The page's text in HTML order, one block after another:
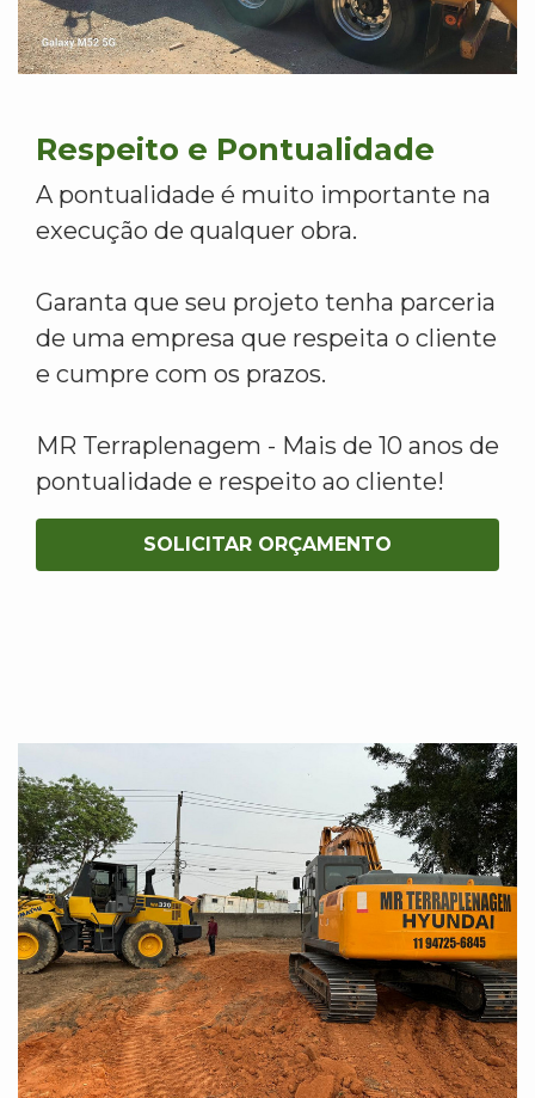
Respeito e Pontualidade
A pontualidade é muito importante na
execução de qualquer obra.
Garanta que seu projeto tenha parceria
de uma empresa que respeita o cliente
e cumpre com os prazos.
MR Terraplenagem - Mais de 10 anos de
pontualidade e respeito ao cliente!
SOLICITAR ORÇAMENTO